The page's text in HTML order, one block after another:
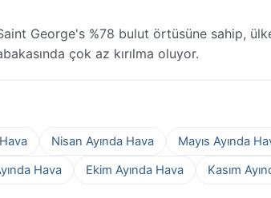
George's %78 bulut örtüsüne sahip,
çok az kırılma oluyor.
Nisan Ayında Hava Mayıs Ayında
Hava Ekim Ayında Hava
Kasım